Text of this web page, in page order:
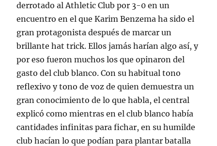
derrotado al Athletic Club por 3-0 en un
encuentro en el que Karim Benzema ha sido el
gran protagonista después de marcar un
brillante hat trick. Ellos jamás harían algo así, y
por eso fueron muchos los que opinaron del
gasto del club blanco. Con su habitual tono
reflexivo y tono de voz de quien demuestra un
gran conocimiento de lo que habla, el central
explicó como mientras en el club blanco había
cantidades infinitas para fichar, en su humilde
club hacían lo que podían para plantar batalla